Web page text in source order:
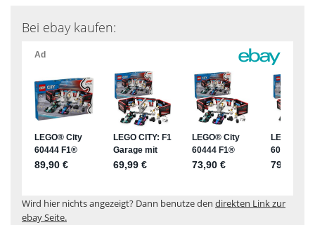
Bei ebay kaufen:
Wird hier nichts angezeigt? Dann benutze den direkten Link zur
ebay Seite.